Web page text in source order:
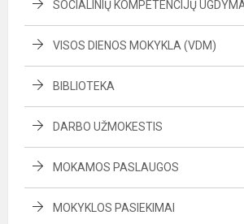
SOCIALINIŲ KOMPETENCIJŲ
VISOS DIENOS MOKYKLA (VDM)
BIBLIOTEKA
DARBO UŽMOKESTIS
MOKAMOS PASLAUGOS
MOKYKLOS PASIEKIMAI